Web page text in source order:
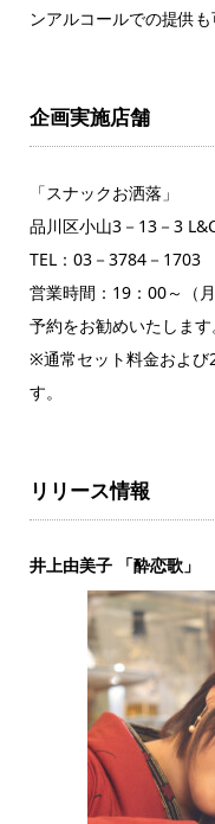
ンアルコールでの提供も
企画実施店舗
「スナックお洒落」
品川区小山3－13－3
TEL：03－3784－1703
営業時間：19：00～（
予約をお勧めいたします
※通常セット料金および
す。
リリース情報
井上由美子 「酔恋歌」